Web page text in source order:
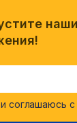
соглашаюсь с